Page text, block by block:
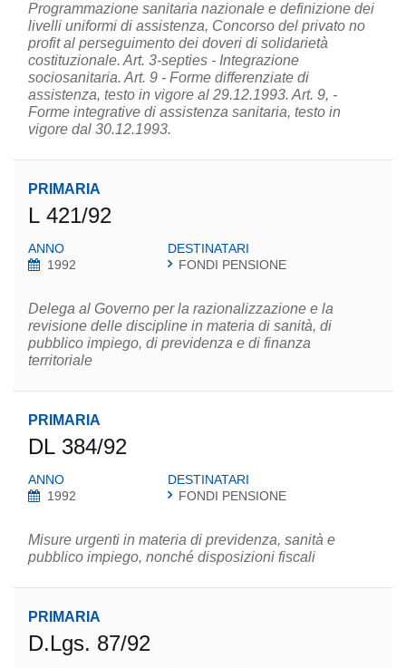
Programmazione sanitaria nazionale e definizione dei
livelli uniformi di assistenza, Concorso del privato no
profit al perseguimento dei doveri di solidarietà
costituzionale. Art. 3-septies - Integrazione
sociosanitaria. Art. 9 - Forme differenziate di
assistenza, testo in vigore al 29.12.1993. Art. 9, -
Forme integrative di assistenza sanitaria, testo in
vigore dal 30.12.1993.
PRIMARIA
L 421/92
ANNO
1992
DESTINATARI
FONDI PENSIONE
Delega al Governo per la razionalizzazione e la
revisione delle discipline in materia di sanità, di
pubblico impiego, di previdenza e di finanza
territoriale
PRIMARIA
DL 384/92
ANNO
1992
DESTINATARI
FONDI PENSIONE
Misure urgenti in materia di previdenza, sanità e
pubblico impiego, nonché disposizioni fiscali
PRIMARIA
D.Lgs. 87/92